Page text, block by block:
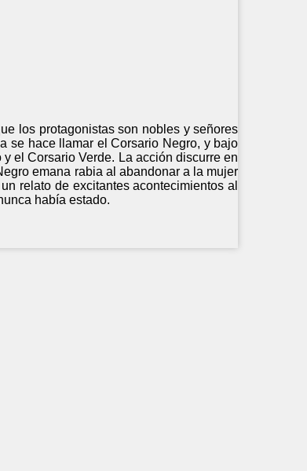
los protagonistas son nobles y señores
se hace llamar el Corsario Negro, y bajo
el Corsario Verde. La acción discurre en
emana rabia al abandonar a la mujer
relato de excitantes acontecimientos al
había estado.